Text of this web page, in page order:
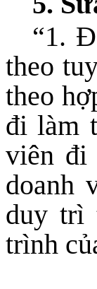
“1.
theo
theo
đi làm
viên đi
doanh
duy trì
trình